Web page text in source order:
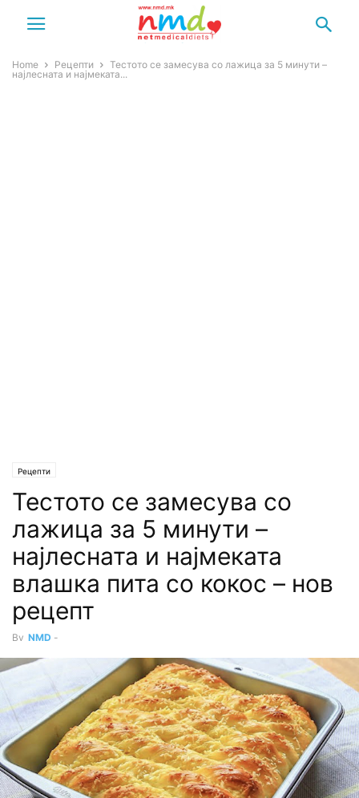
Home Рецепти
Тестото се замесува со лажица за 5 минути –
најлесната и најмеката...
Рецепти
Тестото се замесува со
лажица за 5 минути –
најлесната и најмеката
влашка пита со кокос – нов
рецепт
By NMD -